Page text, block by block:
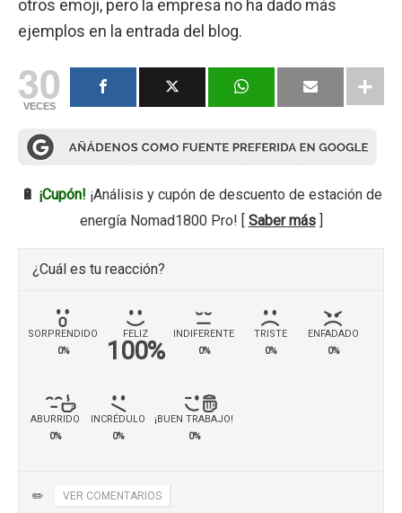
otros emoji, pero la empresa no ha dado más
ejemplos en la entrada del blog.
30
VECES
🔋 ¡Cupón! ¡Análisis y cupón de descuento de estación de
energía Nomad1800 Pro! [ Saber más]
¿Cuál es tu reacción?
SORPRENDIDO
0%
FELIZ
100%
INDIFERENTE
0%
TRISTE
0%
ENFADADO
0%
ABURRIDO
0%
INCRÉDULO
0%
¡BUEN TRABAJO!
0%
✏️ VER COMENTARIOS